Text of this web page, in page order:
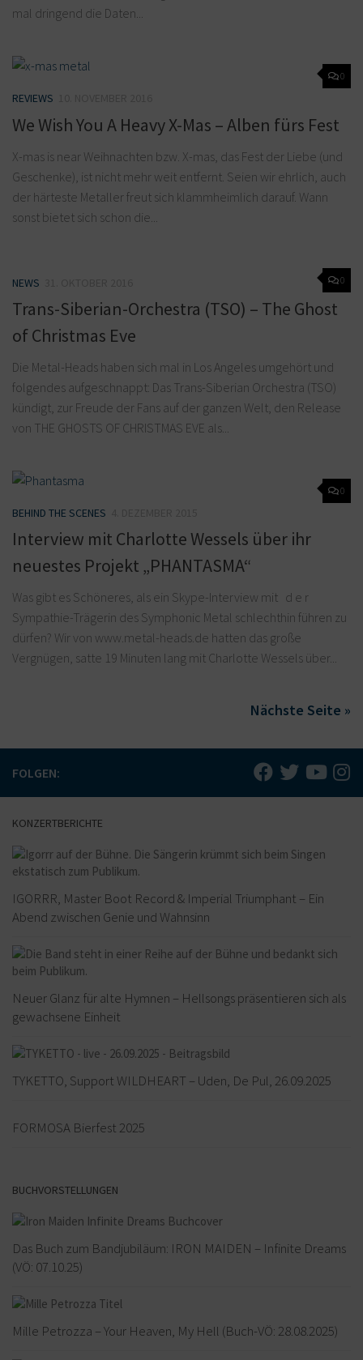
mal dringend die Daten...
0
REVIEWS
We Wish You A Heavy X-Mas – Alben fürs Fest
X-mas is near Weihnachten bzw. X-mas, das Fest der Liebe (und
Geschenke), ist nicht mehr weit entfernt. Seien wir ehrlich, auch
der härteste Metaller freut sich klammheimlich darauf. Wann
sonst bietet sich schon die...
0
NEWS
Trans-Siberian-Orchestra (TSO) – The Ghost
of Christmas Eve
Die Metal-Heads haben sich mal in Los Angeles umgehört und
folgendes aufgeschnappt: Das Trans-Siberian Orchestra (TSO)
kündigt, zur Freude der Fans auf der ganzen Welt, den Release
von THE GHOSTS OF CHRISTMAS EVE als...
0
BEHIND THE SCENES
Interview mit Charlotte Wessels über ihr
neuestes Projekt „PHANTASMA“
Was gibt es Schöneres, als ein Skype-Interview mit d e r
Sympathie-Trägerin des Symphonic Metal schlechthin führen zu
dürfen? Wir von www.metal-heads.de hatten das große
Vergnügen, satte 19 Minuten lang mit Charlotte Wessels über...
Nächste Seite »
FOLGEN:
KONZERTBERICHTE
IGORRR, Master Boot Record & Imperial Triumphant – Ein
Abend zwischen Genie und Wahnsinn
Neuer Glanz für alte Hymnen – Hellsongs präsentieren sich als
gewachsene Einheit
TYKETTO, Support WILDHEART – Uden, De Pul, 26.09.2025
FORMOSA Bierfest 2025
BUCHVORSTELLUNGEN
Das Buch zum Bandjubiläum: IRON MAIDEN – Infinite Dreams
(VÖ: 07.10.25)
Mille Petrozza – Your Heaven, My Hell (Buch-VÖ: 28.08.2025)